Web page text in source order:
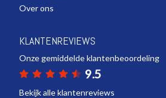
Over ons
KLANTENREVIEWS
Onze gemiddelde klantenbeoordeling
9.5
Bekijk alle klantenreviews